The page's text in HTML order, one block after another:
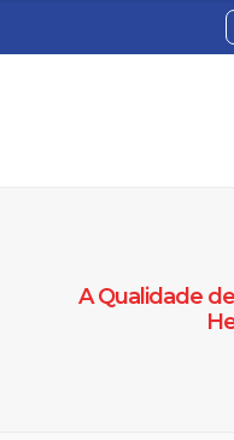
A Qualidade